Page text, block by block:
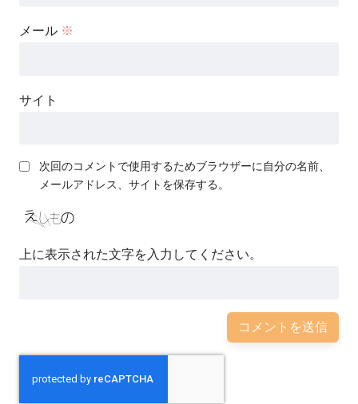
メール ※
サイト
次回のコメントで使用するためブラウザーに自分の名前、
メールアドレス、サイトを保存する。
上に表示された文字を入力してください。